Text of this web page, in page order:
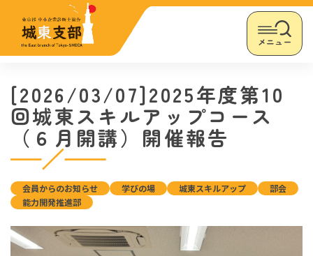
メニュー
[2026/03/07]2025年度第10
回城東スキルアップコース
（６月開講）開催報告
会員からのお知らせ 学びの場 城東スキルアップ
部会
能力開発推進部